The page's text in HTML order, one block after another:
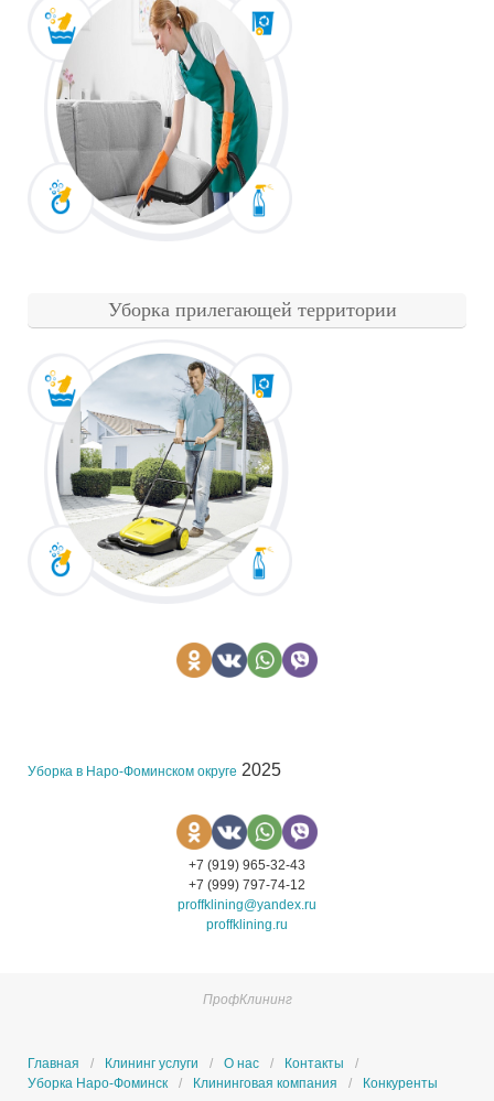
Уборка прилегающей территории
Уборка в Наро-Фоминском округе 2025
+7 (919) 965-32-43
+7 (999) 797-74-12
proffklining@yandex.ru
proffklining.ru
ПрофКлининг
Главная Клининг услуги О нас
Контакты
Уборка Наро-Фоминск
Клининговая компания Конкуренты